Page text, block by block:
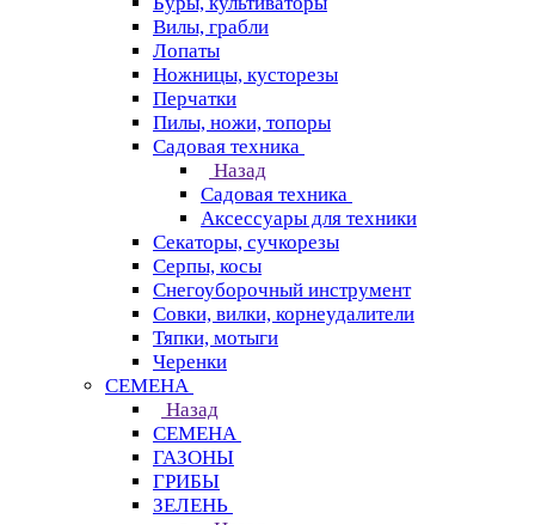
Вилы, грабли
Лопаты
Ножницы, кусторезы
Перчатки
Пилы, ножи, топоры
Садовая техника
Назад
Садовая техника
Аксессуары для техники
Секаторы, сучкорезы
Серпы, косы
Снегоуборочный инструмент
Совки, вилки, корнеудалители
Тяпки, мотыги
Черенки
СЕМЕНА
Назад
СЕМЕНА
ГАЗОНЫ
ГРИБЫ
ЗЕЛЕНЬ